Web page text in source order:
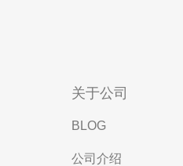
关于公司
BLOG
公司介绍